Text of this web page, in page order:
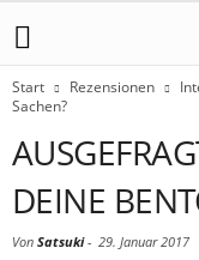
Start Rezensionen
Sachen?
DEINE
Von Satsuki- 29. Januar 2017